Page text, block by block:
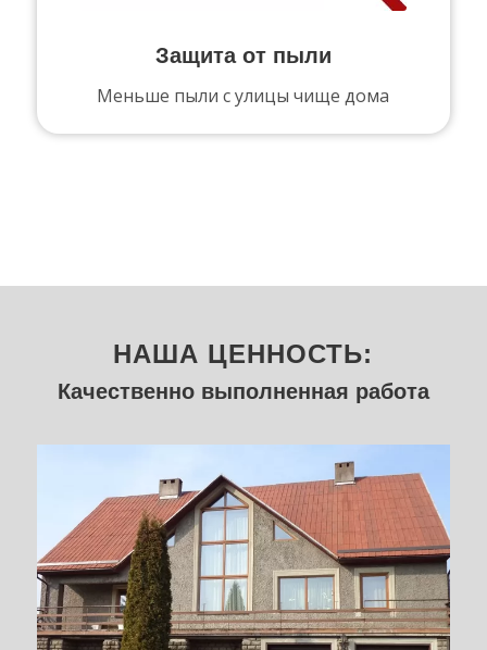
Защита от пыли
Меньше пыли с улицы чище дома
НАША ЦЕННОСТЬ:
Качественно выполненная работа